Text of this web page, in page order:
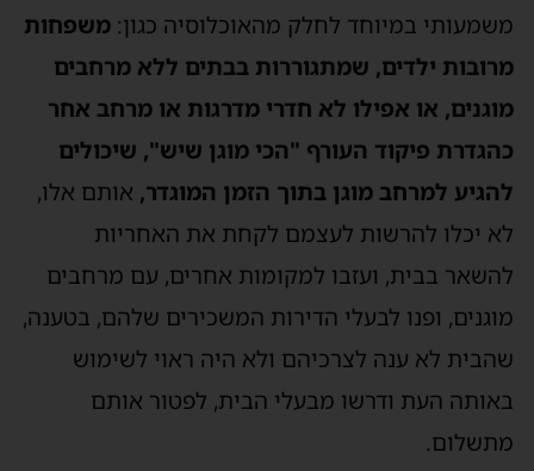
משמעותי במיוחד לחלק מהאוכלוסיה כגון: משפחות
מרובות ילדים, שמתגוררות בבתים ללא מרחבים
מוגנים, או אפילו לא חדרי מדרגות או מרחב אחר
כהגדרת פיקוד העורף "הכי מוגן שיש", שיכולים
להגיע למרחב מוגן בתוך הזמן המוגדר, אותם אלו,
לא יכלו להרשות לעצמם לקחת את האחריות
להשאר בבית, ועזבו למקומות אחרים, עם מרחבים
מוגנים, ופנו לבעלי הדירות המשכירים שלהם, בטענה,
שהבית לא ענה לצרכיהם ולא היה ראוי לשימוש
באותה העת ודרשו מבעלי הבית, לפטור אותם
מתשלום.